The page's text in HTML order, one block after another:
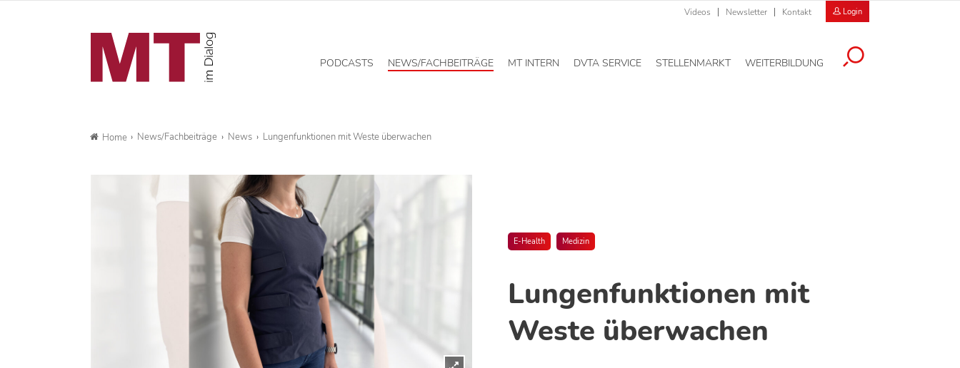
Videos Newsletter Kontakt Login
PODCASTS NEWS/FACHBEITRÄGE MT INTERN DVTA SERVICE STELLENMARKT WEITERBILDUNG
Home News/Fachbeiträge News Lungenfunktionen mit Weste überwachen
E-Health Medizin
Lungenfunktionen mit
Weste überwachen